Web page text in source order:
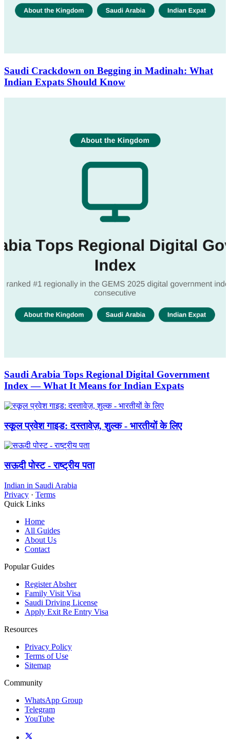
Saudi Crackdown on Begging in Madinah: What
Indian Expats Should Know
Saudi Arabia Tops Regional Digital Government
Index — What It Means for Indian Expats
स्कूल प्रवेश गाइड: दस्तावेज़, शुल्क - भारतीयों के लिए
सऊदी पोस्ट - राष्ट्रीय पता
Indian in Saudi Arabia
Privacy · Terms
Quick Links
Home
All Guides
About Us
Contact
Popular Guides
Register Absher
Family Visit Visa
Saudi Driving License
Apply Exit Re Entry Visa
Resources
Privacy Policy
Terms of Use
Sitemap
Community
WhatsApp Group
Telegram
YouTube